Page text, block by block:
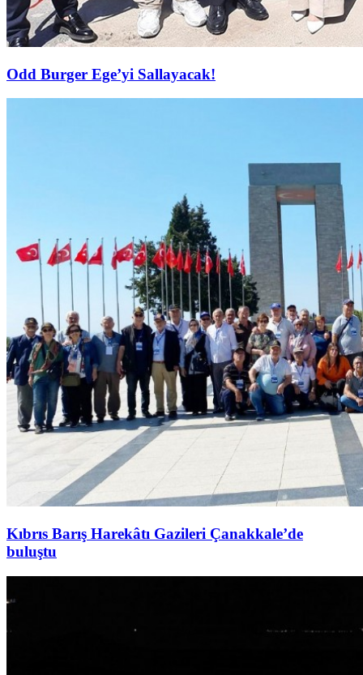
Odd Burger Ege’yi Sallayacak!
Kıbrıs Barış Harekâtı Gazileri Çanakkale’de
buluştu